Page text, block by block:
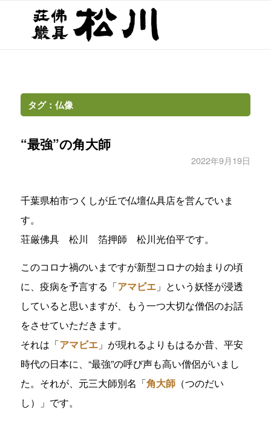
“最強”の角大師
2022年9月19日
千葉県柏市つくしが丘で仏壇仏具店を営んでいま
す。
荘厳佛具 松川 箔押師 松川光伯平です。
このコロナ禍のいまですが新型コロナの始まりの頃
に、疫病を予言する「アマビエ」という妖怪が浸透
していると思いますが、もう一つ大切な僧侶のお話
をさせていただきます。
それは「アマビエ」が現れるよりもはるか昔、平安
時代の日本に、“最強”の呼び声も高い僧侶がいまし
た。それが、元三大師別名「角大師（つのだい
し）」です。